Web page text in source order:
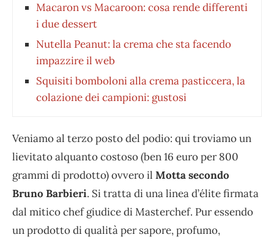
Macaron vs Macaroon: cosa rende differenti
i due dessert
Nutella Peanut: la crema che sta facendo
impazzire il web
Squisiti bomboloni alla crema pasticcera, la
colazione dei campioni: gustosi
Veniamo al terzo posto del podio: qui troviamo un
lievitato alquanto costoso (ben 16 euro per 800
grammi di prodotto) ovvero il Motta secondo
Bruno Barbieri. Si tratta di una linea d’élite firmata
dal mitico chef giudice di Masterchef. Pur essendo
un prodotto di qualità per sapore, profumo,